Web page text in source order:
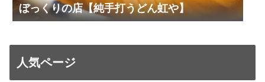
ぼっくりの店【純手打うどん虹や】
人気ページ